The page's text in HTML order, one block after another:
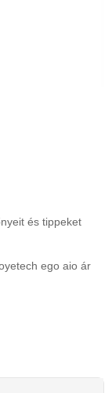
és tippeket
ego aio ár